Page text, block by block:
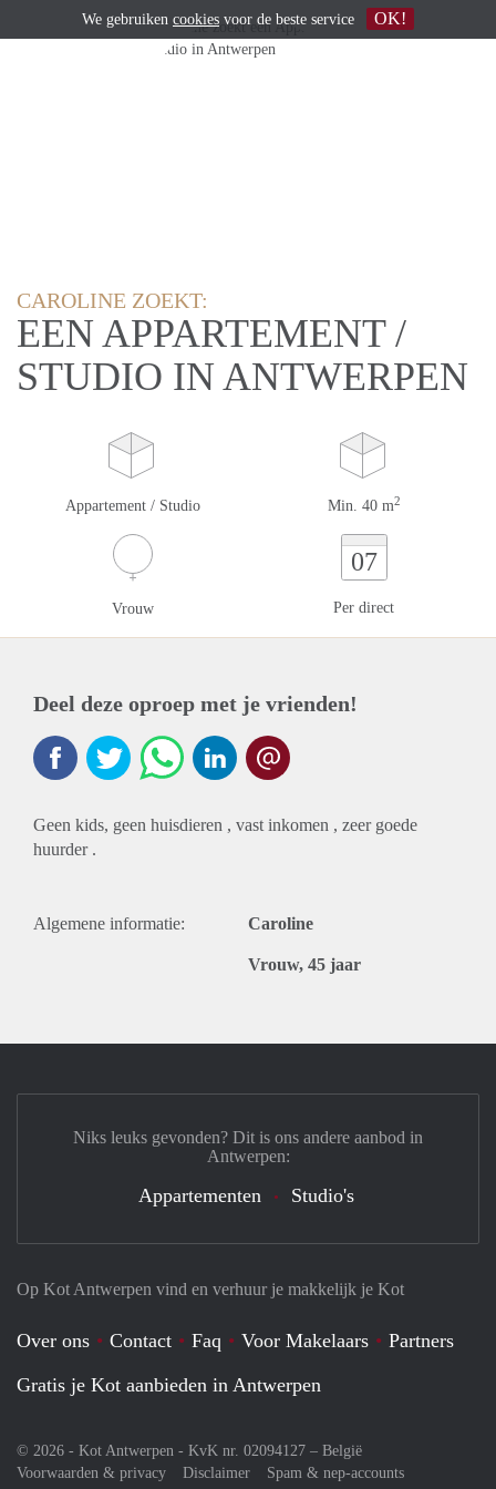
CAROLINE ZOEKT:
EEN APPARTEMENT /
STUDIO IN ANTWERPEN
Appartement / Studio Min. 40 m2
Vrouw
07
Per direct
Deel deze oproep met je vrienden!
Geen kids, geen huisdieren , vast inkomen , zeer goede
huurder .
Algemene informatie: Caroline
Vrouw, 45 jaar
Op Kot Antwerpen vind en verhuur je makkelijk je Kot
Over ons Contact Faq Voor Makelaars
Partners
Gratis je Kot aanbieden in Antwerpen
© 2026 - Kot Antwerpen - KvK nr. 02094127 – België
Voorwaarden & privacy
Disclaimer Spam & nep-accounts
Niks leuks gevonden? Dit is ons andere aanbod in
Antwerpen:
Appartementen Studio's
We gebruiken cookies voor de beste service OK!